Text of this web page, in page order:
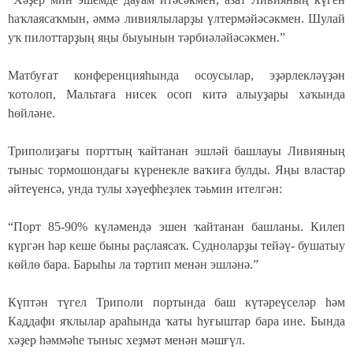
һаҡлаясаҡмын, әммә ливиялыларҙы үлтермәйәсәкмен. Шулай
уҡ пилоттарҙың яңы быуынын тәрбиәләйәсәкмен.”
Матбуғат конференцияһында осоусылар, эҙәрлекләүҙән
ҡотолоп, Мальтаға нисек осоп китә алыуҙары хаҡында
һөйләне.
Триполиҙағы порттың ҡайтанан эшләй башлауы Ливияның
тыныс тормошондағы күренекле ваҡиға булды. Яңы властар
әйтеүенсә, унда тулы хәүефһеҙлек тәьмин ителгән:
“Порт 85-90% күләмендә эшен ҡайтанан башланы. Килеп
күргән һәр кеше быны раҫлаясаҡ. Судноларҙы тейәү- бушатыу
көйлө бара. Барыһы ла тәртип менән эшләнә.”
Күптән түгел Триполи портында баш күтәреүселәр һәм
Каддафи яҡлылар араһында ҡаты һуғыштар бара ине. Бында
хәҙер һәммәһе тыныс хеҙмәт менән мәшғүл.